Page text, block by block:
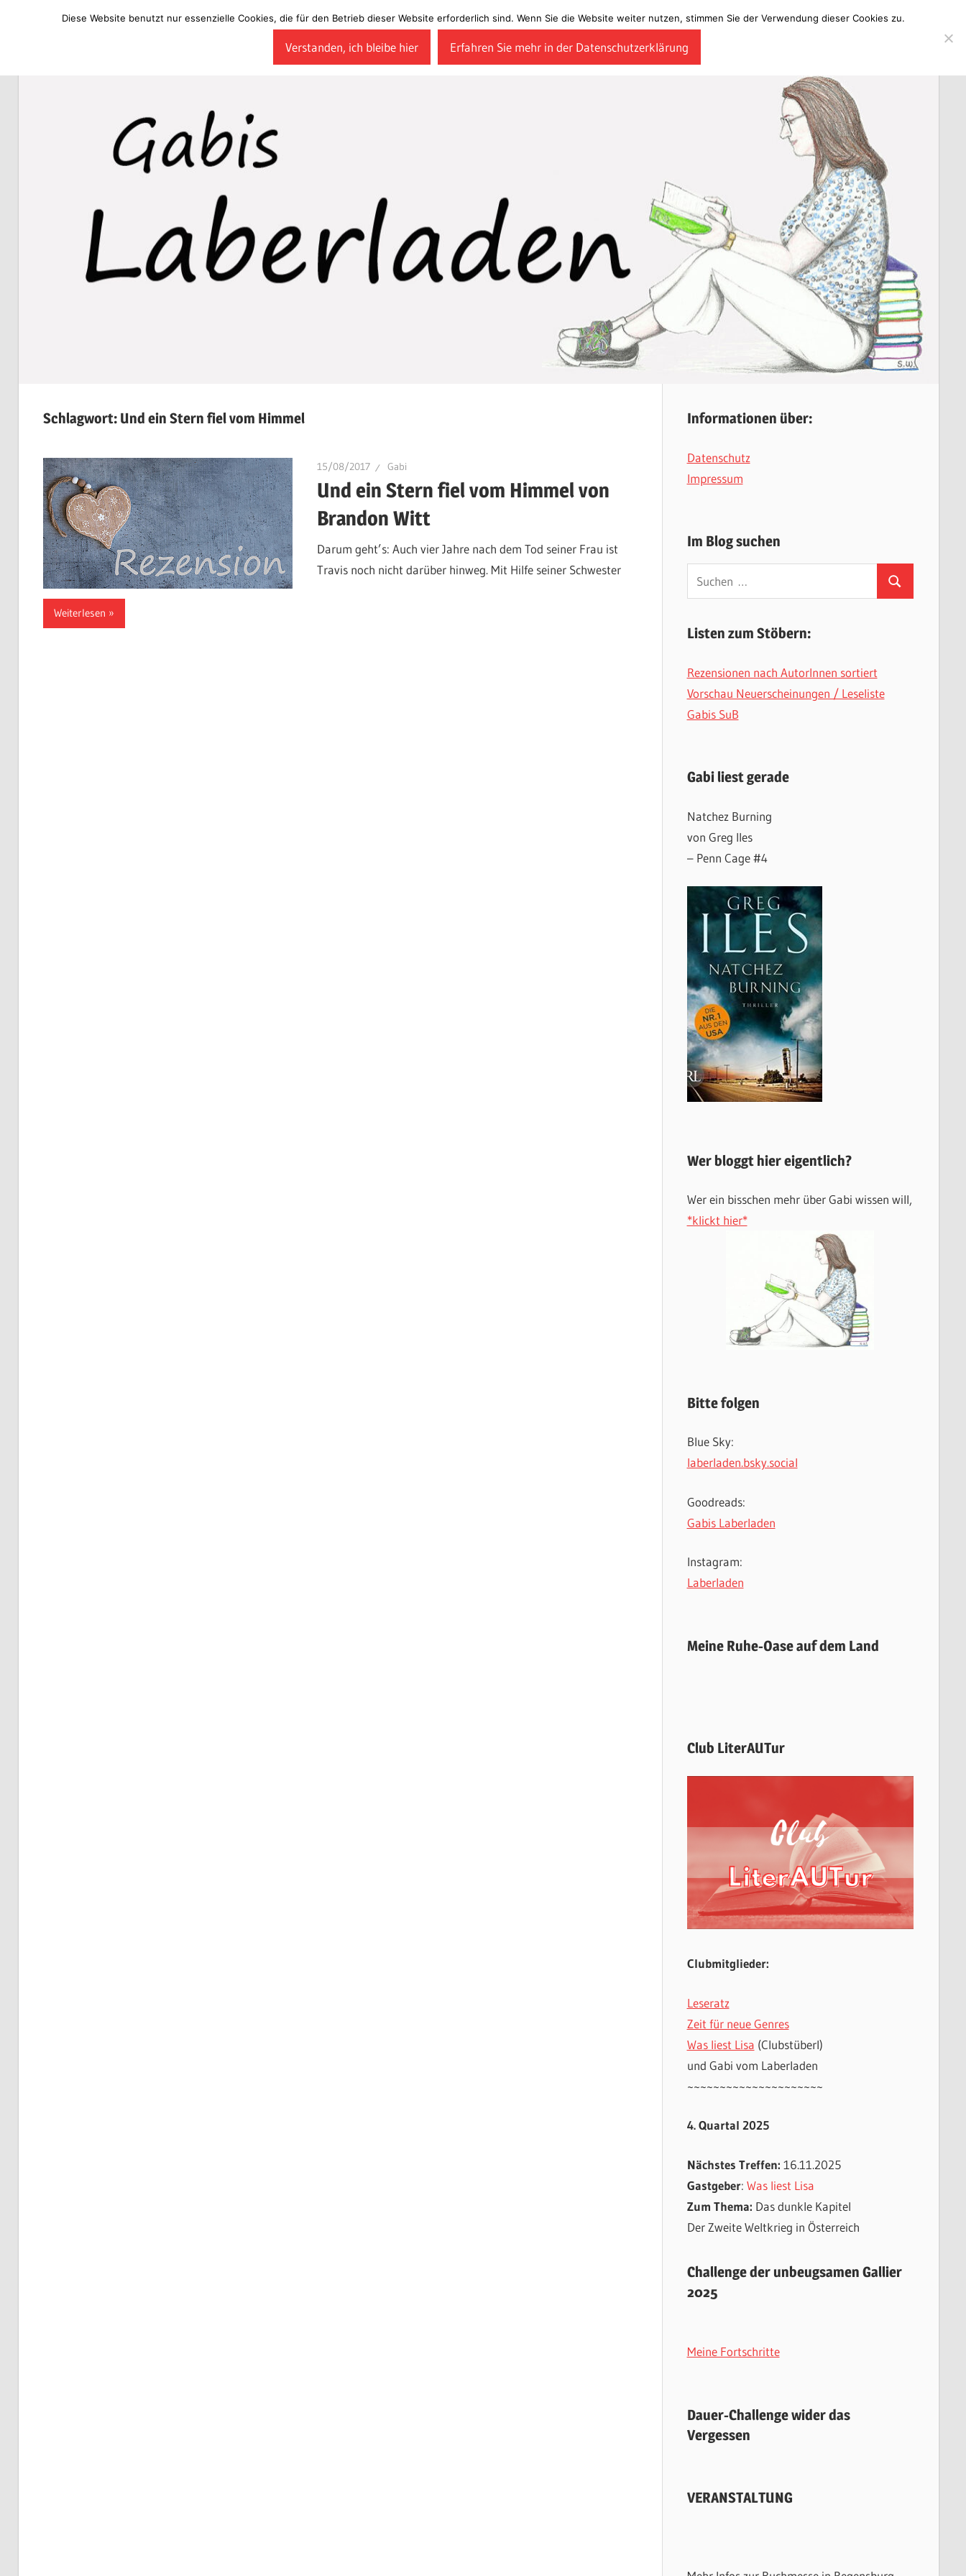
Schlagwort: Und ein Stern fiel vom Himmel
15/08/2017 Gabi
Und ein Stern fiel vom Himmel von
Brandon Witt
Darum geht’s: Auch vier Jahre nach dem Tod seiner Frau ist
Travis noch nicht darüber hinweg. Mit Hilfe seiner Schwester
Weiterlesen
Informationen über:
Datenschutz
Impressum
Im Blog suchen
Suchen
nach:
Suchen
Listen zum Stöbern:
Rezensionen nach AutorInnen sortiert
Vorschau Neuerscheinungen / Leseliste
Gabis SuB
Gabi liest gerade
Natchez Burning
von Greg Iles
– Penn Cage #4
Wer bloggt hier eigentlich?
Wer ein bisschen mehr über Gabi wissen will,
*klickt hier*
Bitte folgen
Blue Sky:
laberladen.bsky.social
Goodreads:
Gabis Laberladen
Instagram:
Laberladen
Meine Ruhe-Oase auf dem Land
Club LiterAUTur
Clubmitglieder:
Leseratz
Zeit für neue Genres
Was liest Lisa (Clubstüberl)
und Gabi vom Laberladen
~~~~~~~~~~~~~~~~~~~~~
4. Quartal 2025
Nächstes Treffen: 16.11.2025
Gastgeber: Was liest Lisa
Zum Thema: Das dunkle Kapitel
Der Zweite Weltkrieg in Österreich
Challenge der unbeugsamen Gallier
2025
Meine Fortschritte
Dauer-Challenge wider das
Vergessen
VERANSTALTUNG
Diese Website benutzt nur essenzielle Cookies, die für den Betrieb dieser Website erforderlich sind. Wenn Sie die Website weiter nutzen, stimmen Sie der Verwendung dieser Cookies zu.
Verstanden, ich bleibe hier Erfahren Sie mehr in der Datenschutzerklärung